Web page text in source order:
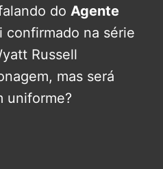
do Agente
confirmado na série
Russell
mas será
uniforme?